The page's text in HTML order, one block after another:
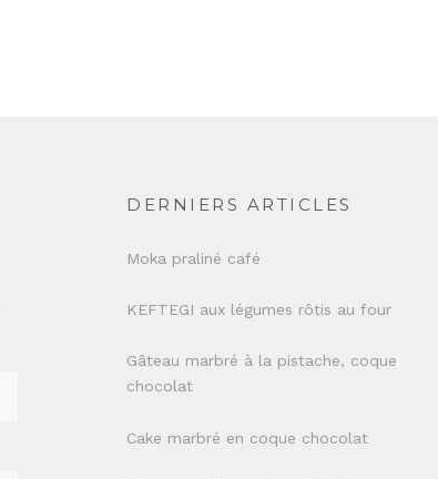
DERNIERS ARTICLES
Moka praliné café
KEFTEGI aux légumes rôtis au four
Gâteau marbré à la pistache, coque
chocolat
Cake marbré en coque chocolat